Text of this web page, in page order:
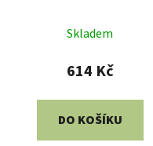
Skladem
614 Kč
DO KOŠÍKU